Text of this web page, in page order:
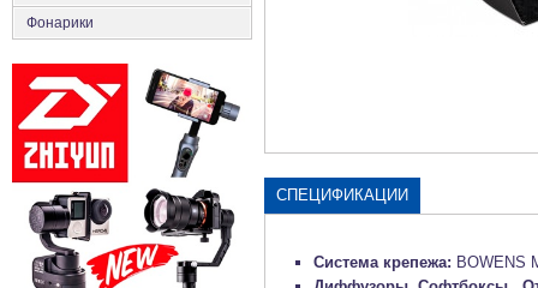
Фонарики
СПЕЦИФИКАЦИИ
Система крепежа: BOWENS